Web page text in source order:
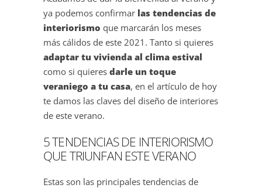
ya podemos confirmar las tendencias de
interiorismo que marcarán los meses
más cálidos de este 2021. Tanto si quieres
adaptar tu vivienda al clima estival
como si quieres darle un toque
veraniego a tu casa, en el artículo de hoy
te damos las claves del diseño de interiores
de este verano.
5 TENDENCIAS DE INTERIORISMO
QUE TRIUNFAN ESTE VERANO
Estas son las principales tendencias de